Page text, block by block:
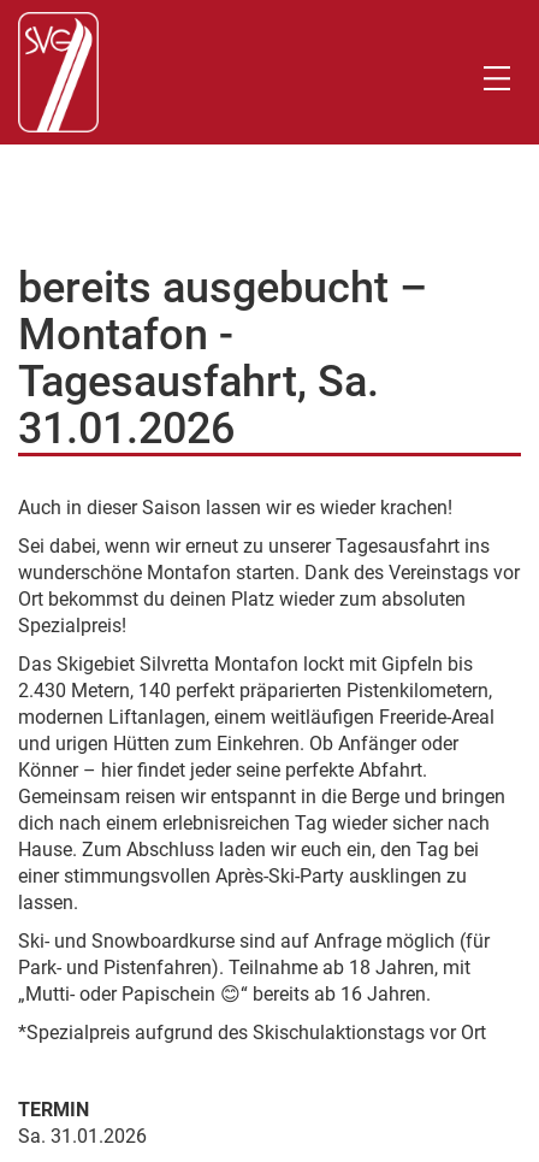
bereits ausgebucht –
Montafon -
Tagesausfahrt, Sa.
31.01.2026
Auch in dieser Saison lassen wir es wieder krachen!
Sei dabei, wenn wir erneut zu unserer Tagesausfahrt ins
wunderschöne Montafon starten. Dank des Vereinstags vor
Ort bekommst du deinen Platz wieder zum absoluten
Spezialpreis!
Das Skigebiet Silvretta Montafon lockt mit Gipfeln bis
2.430 Metern, 140 perfekt präparierten Pistenkilometern,
modernen Liftanlagen, einem weitläufigen Freeride-Areal
und urigen Hütten zum Einkehren. Ob Anfänger oder
Könner – hier findet jeder seine perfekte Abfahrt.
Gemeinsam reisen wir entspannt in die Berge und bringen
dich nach einem erlebnisreichen Tag wieder sicher nach
Hause. Zum Abschluss laden wir euch ein, den Tag bei
einer stimmungsvollen Après-Ski-Party ausklingen zu
lassen.
Ski- und Snowboardkurse sind auf Anfrage möglich (für
Park- und Pistenfahren). Teilnahme ab 18 Jahren, mit
„Mutti- oder Papischein 😊“ bereits ab 16 Jahren.
*Spezialpreis aufgrund des Skischulaktionstags vor Ort
TERMIN
Sa. 31.01.2026